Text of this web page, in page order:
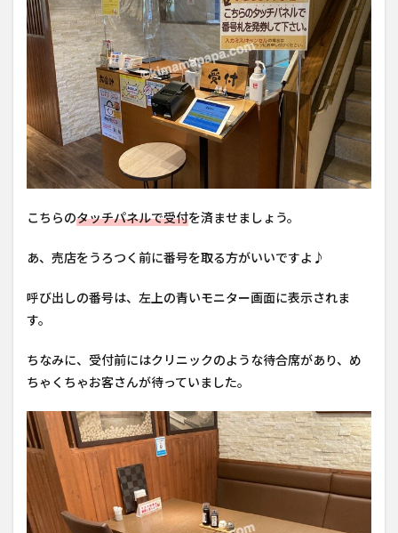
こちらのタッチパネルで受付を済ませましょう。
あ、売店をうろつく前に番号を取る方がいいですよ♪
呼び出しの番号は、左上の青いモニター画面に表示されま
す。
ちなみに、受付前にはクリニックのような待合席があり、め
ちゃくちゃお客さんが待っていました。